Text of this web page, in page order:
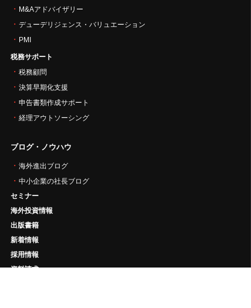
M&Aアドバイザリー
デューデリジェンス・バリュエーション
PMI
税務サポート
税務顧問
決算早期化支援
申告書類作成サポート
経理アウトソーシング
ブログ・ノウハウ
海外進出ブログ
中小企業の社長ブログ
セミナー
海外投資情報
出版書籍
新着情報
採用情報
資料請求